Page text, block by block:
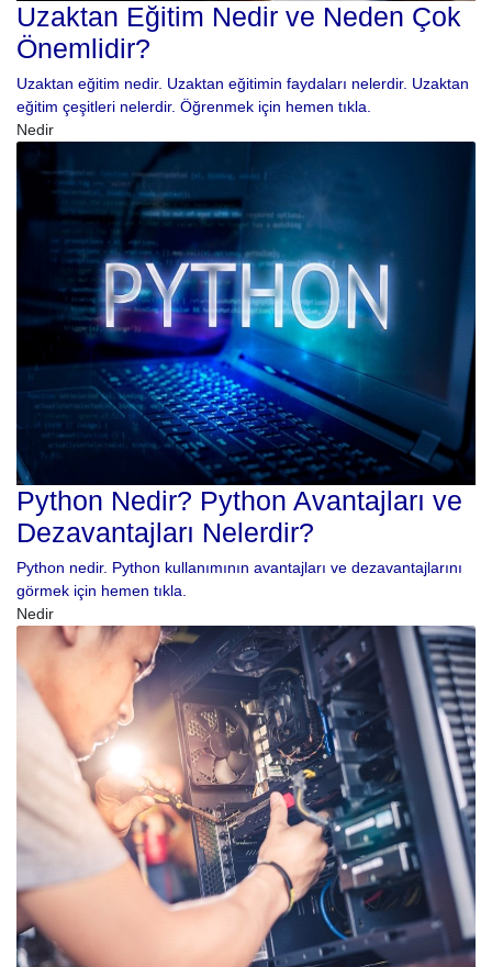
Uzaktan Eğitim Nedir ve Neden Çok
Önemlidir?
Uzaktan eğitim nedir. Uzaktan eğitimin faydaları nelerdir. Uzaktan
eğitim çeşitleri nelerdir. Öğrenmek için hemen tıkla.
Nedir
Python Nedir? Python Avantajları ve
Dezavantajları Nelerdir?
Python nedir. Python kullanımının avantajları ve dezavantajlarını
görmek için hemen tıkla.
Nedir